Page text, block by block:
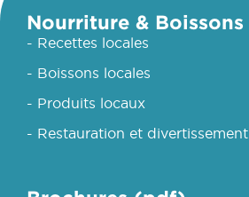
Nourriture & Boissons
- Recettes locales
- Boissons locales
- Produits locaux
- Restauration et divertissement